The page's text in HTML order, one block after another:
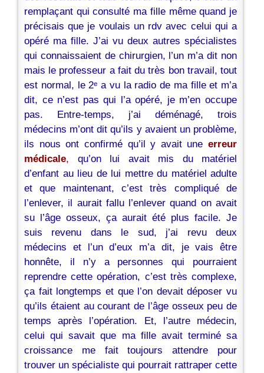
remplaçant qui consulté ma fille même quand je
précisais que je voulais un rdv avec celui qui a
opéré ma fille. J’ai vu deux autres spécialistes
qui connaissaient de chirurgien, l’un m’a dit non
mais le professeur a fait du très bon travail, tout
est normal, le 2ᵉ a vu la radio de ma fille et m’a
dit, ce n’est pas qui l’a opéré, je m’en occupe
pas. Entre-temps, j’ai déménagé, trois
médecins m’ont dit qu’ils y avaient un problème,
ils nous ont confirmé qu’il y avait une erreur
médicale, qu’on lui avait mis du matériel
d’enfant au lieu de lui mettre du matériel adulte
et que maintenant, c’est très compliqué de
l’enlever, il aurait fallu l’enlever quand on avait
su l’âge osseux, ça aurait été plus facile. Je
suis revenu dans le sud, j’ai revu deux
médecins et l’un d’eux m’a dit, je vais être
honnête, il n’y a personnes qui pourraient
reprendre cette opération, c’est très complexe,
ça fait longtemps et que l’on devait déposer vu
qu’ils étaient au courant de l’âge osseux peu de
temps après l’opération. Et, l’autre médecin,
celui qui savait que ma fille avait terminé sa
croissance me fait toujours attendre pour
trouver un spécialiste qui pourrait rattraper cette